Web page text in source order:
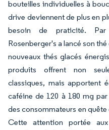
bouteilles individuelles à
drive deviennent de plus en
besoin de praticité.
Rosenberger's a lancé son
nouveaux thés glacés
produits offrent non
classiques, mais apportent
caféine de 120 à 180 mg
des consommateurs en
Cette attention portée